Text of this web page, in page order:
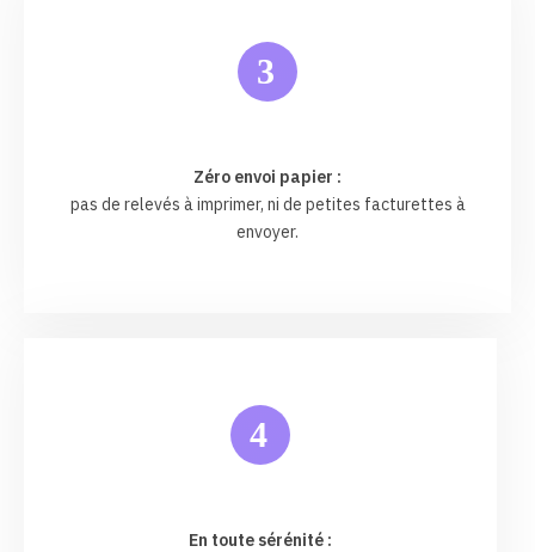
3
Zéro envoi papier :
pas de relevés à imprimer, ni de petites facturettes à
envoyer.
4
En toute sérénité :